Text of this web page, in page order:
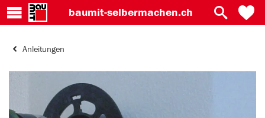
baumit-selbermachen.ch
Anleitungen